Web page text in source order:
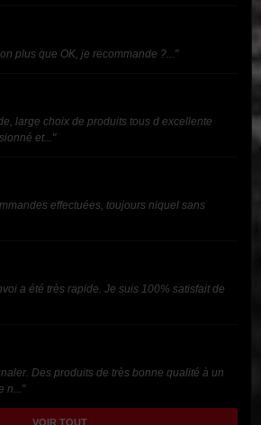
plus que OK, je recommande ?..."
large choix de produits tous d excellente
et..."
effectuées, toujours niquel sans
a été très rapide. Je suis 100% satisfait de
Des produits de très bonne qualité à un
n..."
VOIR TOUT